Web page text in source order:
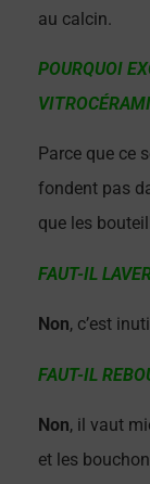
au calcin.
POURQUOI
Parce que ce
fondent pas
que les
FAUT-IL
Non, c’est
FAUT-IL
Non, il vaut
et les